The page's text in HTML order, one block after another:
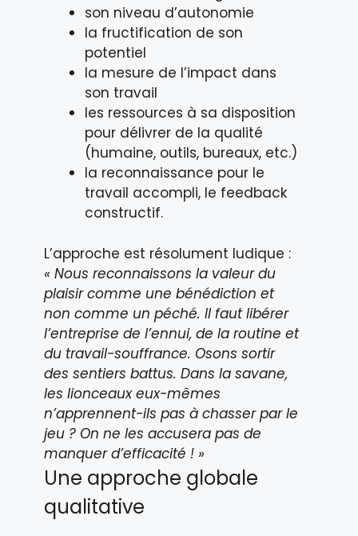
son niveau d’autonomie
la fructification de son
potentiel
la mesure de l’impact dans
son travail
les ressources à sa disposition
pour délivrer de la qualité
(humaine, outils, bureaux, etc.)
la reconnaissance pour le
travail accompli, le feedback
constructif.
L’approche est résolument ludique :
« Nous reconnaissons la valeur du
plaisir comme une bénédiction et
non comme un péché. Il faut libérer
l’entreprise de l’ennui, de la routine et
du travail-souffrance. Osons sortir
des sentiers battus. Dans la savane,
les lionceaux eux-mêmes
n’apprennent-ils pas à chasser par le
jeu ? On ne les accusera pas de
manquer d’efficacité ! »
Une approche globale
qualitative